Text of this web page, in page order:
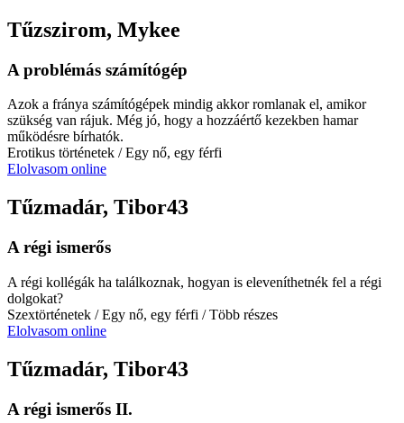
Tűzszirom, Mykee
A problémás számítógép
Azok a fránya számítógépek mindig akkor romlanak el, amikor
szükség van rájuk. Még jó, hogy a hozzáértő kezekben hamar
működésre bírhatók.
Erotikus történetek / Egy nő, egy férfi
Elolvasom online
Tűzmadár, Tibor43
A régi ismerős
A régi kollégák ha találkoznak, hogyan is eleveníthetnék fel a régi
dolgokat?
Szextörténetek / Egy nő, egy férfi / Több részes
Elolvasom online
Tűzmadár, Tibor43
A régi ismerős II.